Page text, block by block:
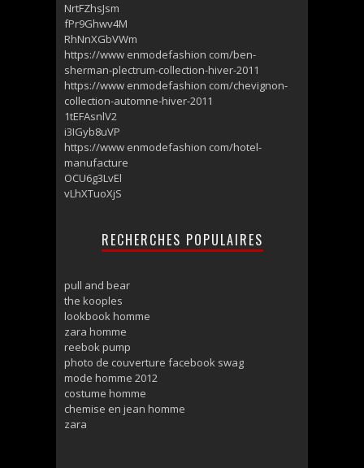
NrtFZhsJsm
fPr9Ghwv4M
RhNnXGbVWm
https://www enmodefashion com/ben-
sherman-plectrum-collection-hiver-2011
https://www enmodefashion com/chevignon-
collection-automne-hiver-2011
1tEFAsnlV2
i3IGyb8uVP
https://www enmodefashion com/hotel-
manufacture
OCU6g3LvEl
vLhXTuoXjS
RECHERCHES POPULAIRES
pull and bear
the kooples
lookbook homme
zara homme
reebok pump
photo de couverture facebook swag
mode homme 2012
costume homme
chemise en jean homme
zara